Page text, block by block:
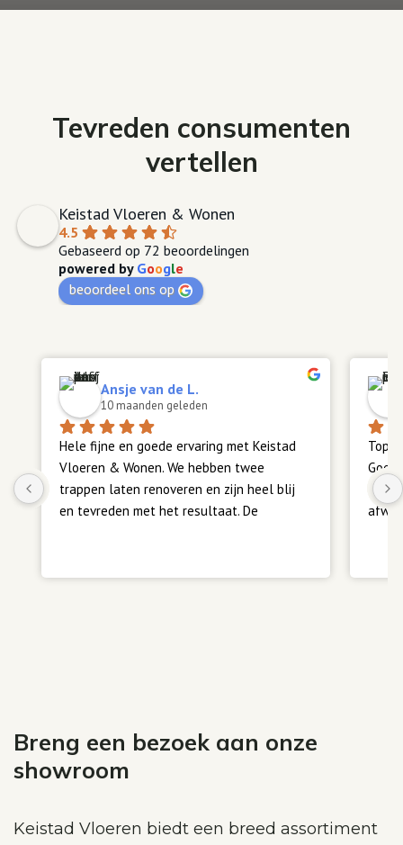
Tevreden consumenten
vertellen
Keistad Vloeren & Wonen
4.5
Gebaseerd op 72 beoordelingen
powered by Google
beoordeel ons op
Ansje van de L.
10 maanden geleden
Hele fijne en goede ervaring met Keistad
Vloeren & Wonen. We hebben twee
trappen laten renoveren en zijn heel blij
en tevreden met het resultaat. De
fijn. Een aanrader.
Top
ook
Breng een bezoek aan onze
showroom
Keistad Vloeren biedt een breed assortiment